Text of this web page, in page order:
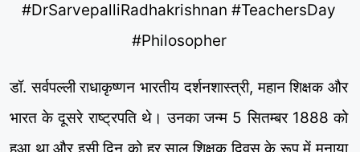
#DrSarvepalliRadhakrishnan #TeachersDay
#Philosopher
डॉ. सर्वपल्ली राधाकृष्णन भारतीय दर्शनशास्त्री, महान शिक्षक और
भारत के दूसरे राष्ट्रपति थे। उनका जन्म 5 सितम्बर 1888 को